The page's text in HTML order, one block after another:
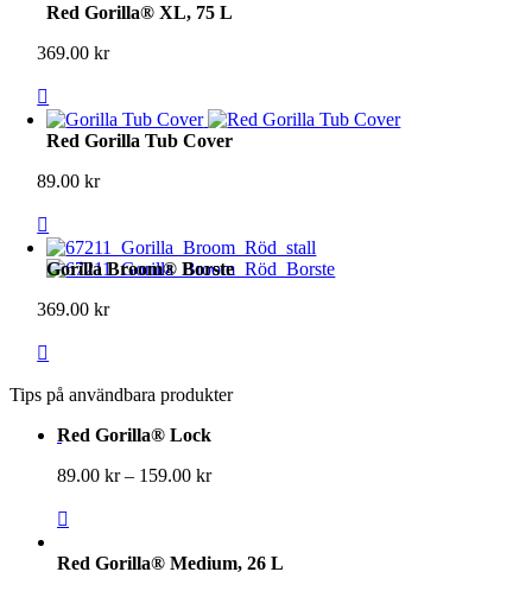
Red Gorilla® XL, 75 L
369.00kr
Red Gorilla Tub Cover
89.00kr
Gorilla Broom® Borste
369.00kr
Tips på användbara produkter
Red Gorilla® Lock
89.00 kr – 159.00 krPrisintervall:
Red Gorilla® Medium, 26 L